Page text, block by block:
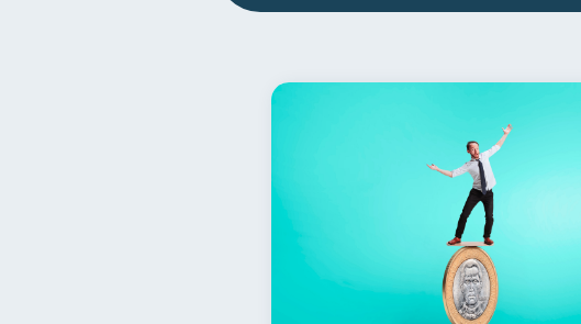
Organización Financiera
Ciberseguridad
Vacaciones Cuenta Abandonada
Educación Financiera Fraudes
Salud mental ahorro 1 Retiro